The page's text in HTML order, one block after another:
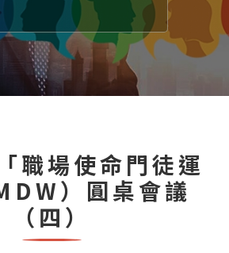
職場使命門徒運
）圓桌會議
（四）